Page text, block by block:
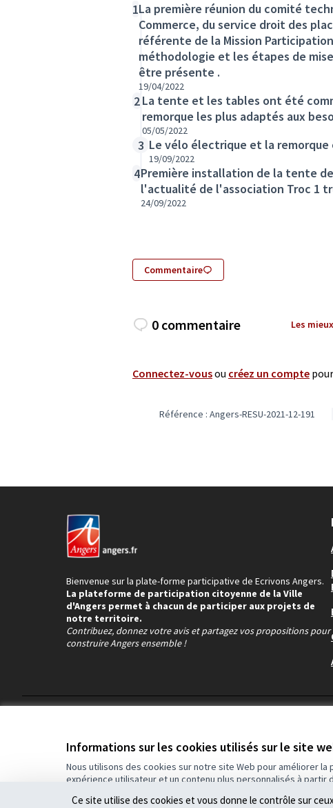
Informations sur les cookies utilisés sur le site
Nous utilisons des cookies sur notre site Web pour améliorer
expérience utilisateur et un contenu plus personnalisés à partir
1La première réunion du comité
Commerce, du service droit des
référente de la Mission
méthodologie et les étapes de
être présente .
19/04/2022
2La tente et les tables ont été
remorque les plus adaptés aux
05/05/2022
3 Le vélo électrique et la
19/09/2022
4Première installation de la tente
l'actualité de l'association Troc 1
24/09/2022
Commentaire
0 commentaire Les
Connectez-vousou créez un compte
Référence : Angers-RESU-2021-12-191
Bienvenue sur la plate-forme participative de Ecrivons Angers.
La plateforme de participation citoyenne de la Ville
d'Angers permet à chacun de participer aux projets de
notre territoire.
Contribuez, donnez votre avis et partagez vos propositions pour
construire Angers ensemble !
(Lien externe)
Site réalisé grâce aulogiciel libre Decidim
(Lien externe)
.
Ce site utilise des cookies et vous donne le contrôle sur